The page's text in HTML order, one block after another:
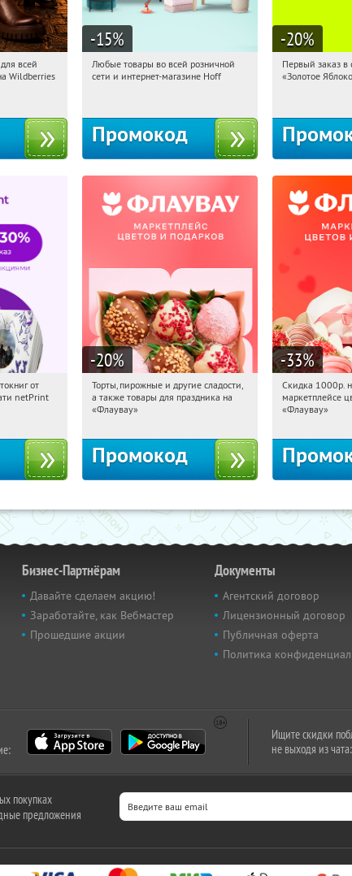
Получили:
всей
Wildberries
-15%
07:37:06 Получили:
Любые товары во всей розничной
сети и интернет-магазине Hoff
Промокод
-20%
07:37:06
Первый заказ в
«Золотое
Получили:
от
netPrint
-20%
07:37:06 Получили:
Россия
Торты, пирожные и другие сладости,
а также товары для праздника на
«Флаувау»
Промокод
-33%
07:37:06
Россия
Скидка 1000р.
маркетплейсе
«Флаувау»
Бизнес-Партнёрам
Давайте сделаем акцию!
Заработайте, как Вебмастер
Прошедшие акции
Документы
Агентский договор
Лицензионный договор
Публичная оферта
Политика
Ищите скидки
не выходя из чата:
покупках
предложения